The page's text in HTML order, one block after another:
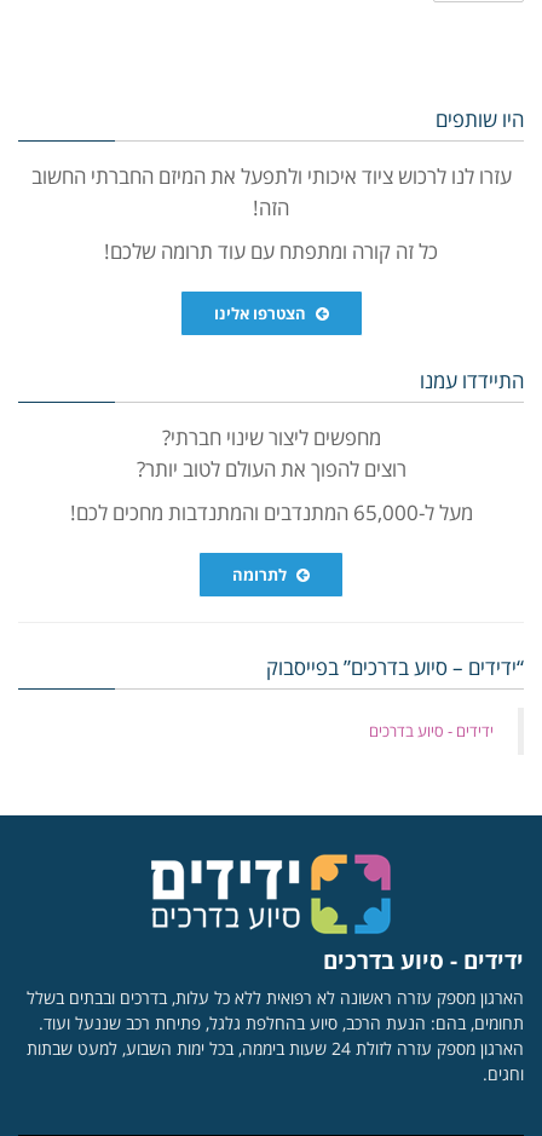
היו שותפים
עזרו לנו לרכוש ציוד איכותי ולתפעל את המיזם החברתי החשוב
הזה!
כל זה קורה ומתפתח עם עוד תרומה שלכם!
הצטרפו אלינו
התיידדו עמנו
מחפשים ליצור שינוי חברתי?
רוצים להפוך את העולם לטוב יותר?
מעל ל-65,000 המתנדבים והמתנדבות מחכים לכם!
לתרומה
“ידידים – סיוע בדרכים” בפייסבוק
‏ידידים - סיוע בדרכים
ידידים - סיוע בדרכים
הארגון מספק עזרה ראשונה לא רפואית ללא כל עלות, בדרכים ובבתים בשלל
תחומים, בהם: הנעת הרכב, סיוע בהחלפת גלגל, פתיחת רכב שננעל ועוד.
הארגון מספק עזרה לזולת 24 שעות ביממה, בכל ימות השבוע, למעט שבתות
וחגים.